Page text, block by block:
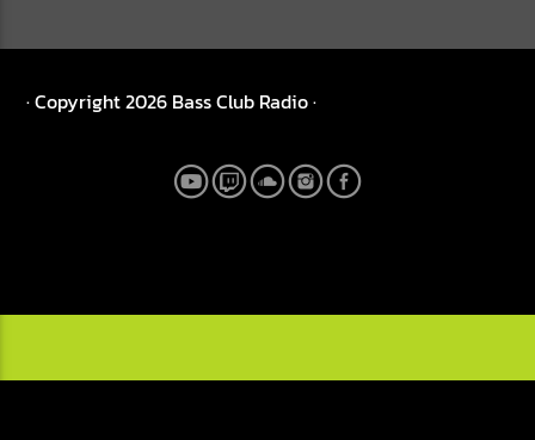
· Copyright 2026 Bass Club Radio ·